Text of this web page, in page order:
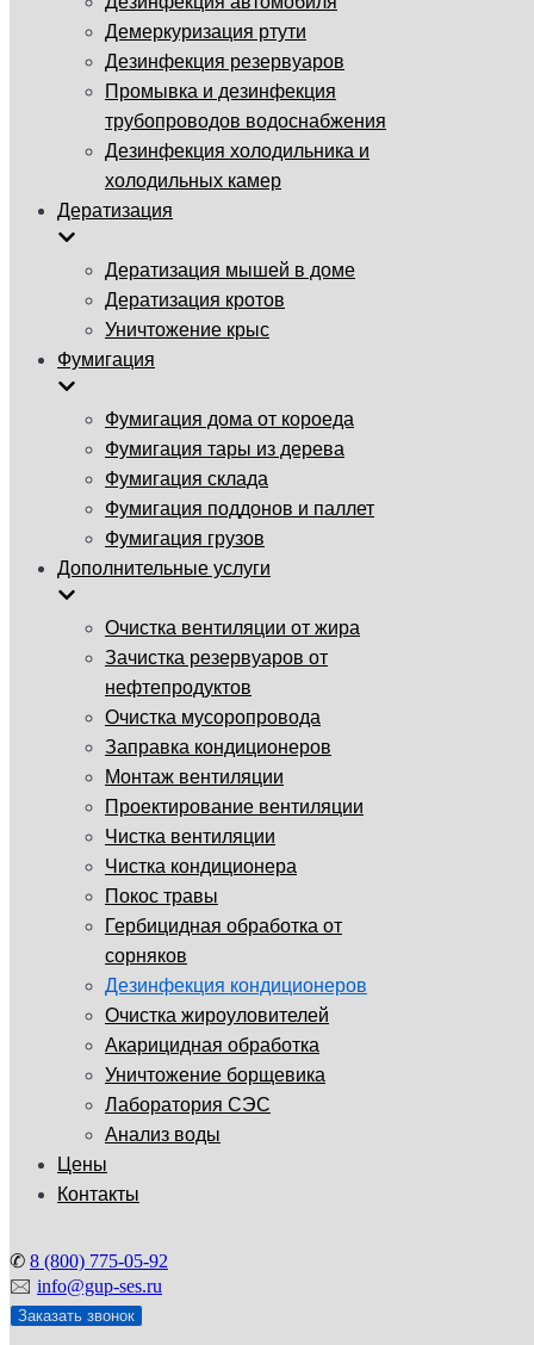
Демеркуризация ртути
Дезинфекция резервуаров
Промывка и дезинфекция
трубопроводов водоснабжения
Дезинфекция холодильника и
холодильных камер
Дератизация
Дератизация мышей в доме
Дератизация кротов
Уничтожение крыс
Фумигация
Фумигация дома от короеда
Фумигация тары из дерева
Фумигация склада
Фумигация поддонов и паллет
Фумигация грузов
Дополнительные услуги
Очистка вентиляции от жира
Зачистка резервуаров от
нефтепродуктов
Очистка мусоропровода
Заправка кондиционеров
Монтаж вентиляции
Проектирование вентиляции
Чистка вентиляции
Чистка кондиционера
Покос травы
Гербицидная обработка от
сорняков
Дезинфекция кондиционеров
Очистка жироуловителей
Акарицидная обработка
Уничтожение борщевика
Лаборатория СЭС
Анализ воды
Цены
Контакты
✆ 8 (800) 775-05-92
🖂 info@gup-ses.ru
Заказать звонок